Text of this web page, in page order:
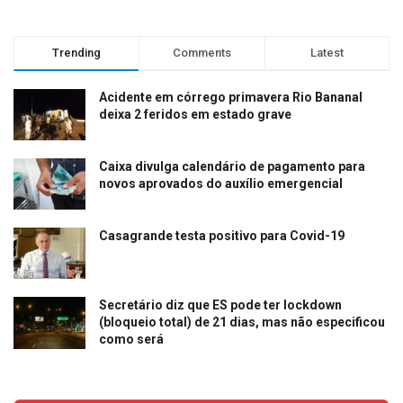
Trending Comments Latest
Acidente em córrego primavera Rio Bananal
deixa 2 feridos em estado grave
Caixa divulga calendário de pagamento para
novos aprovados do auxílio emergencial
Casagrande testa positivo para Covid-19
Secretário diz que ES pode ter lockdown
(bloqueio total) de 21 dias, mas não especificou
como será